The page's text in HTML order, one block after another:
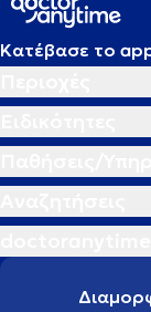
Κατέβασε το